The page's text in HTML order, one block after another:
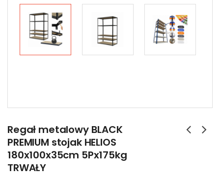
Regał metalowy BLACK
PREMIUM stojak HELIOS
180x100x35cm 5Px175kg
TRWAŁY